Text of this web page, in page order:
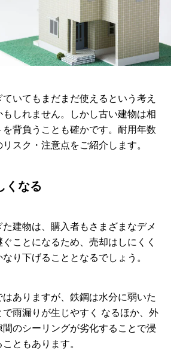
いてもまだまだ使えるという考え
しれません。しかし古い建物は相
を背負うことも確かです。耐用年数
スク・注意点をご紹介します。
くなる
建物は、購入者もさまざまなデメ
ぐことになるため、売却はしにくく
り下げることとなるでしょう。
ありますが、鉄鋼は水分に弱いた
雨漏りが生じやすく なるほか、外
のシーリングが劣化することで浸
ともあります。